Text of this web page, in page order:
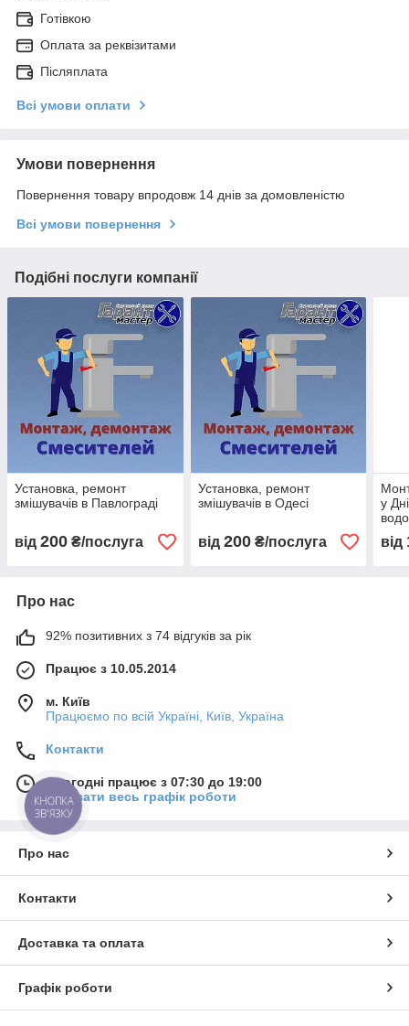
Готівкою
Оплата за реквізитами
Післяплата
Всі умови оплати
Умови повернення
Повернення товару впродовж 14 днів за домовленістю
Всі умови повернення
Подібні послуги компанії
Установка, ремонт
змішувачів в Павлограді
від 200 ₴/послуга
Установка, ремонт
змішувачів в Одесі
від 200₴/послуга
у
від
Про нас
92% позитивних з 74 відгуків за рік
Працює з 10.05.2014
м. Київ
Працюємо по всій Україні, Київ, Україна
Контакти
Сьогодні працює з 07:30 до 19:00
Показати весь графік роботи
Про нас
Контакти
Доставка та оплата
Графік роботи
КНОПКА
ЗВ'ЯЗКУ